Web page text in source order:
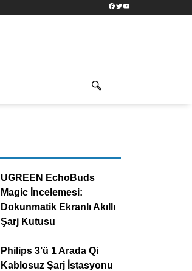
Facebook
TwitterYouTube
UGREEN EchoBuds
Magic İncelemesi:
Dokunmatik Ekranlı Akıllı
Şarj Kutusu
Philips 3’ü 1 Arada Qi
Kablosuz Şarj İstasyonu